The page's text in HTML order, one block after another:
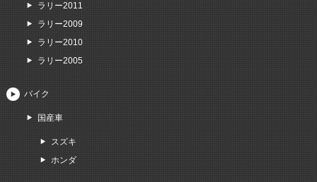
ラリー2011
ラリー2009
ラリー2010
ラリー2005
バイク
国産車
スズキ
ホンダ